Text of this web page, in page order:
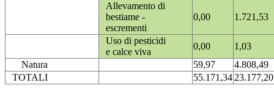
Allevamento di
bestiame -
escrementi
0,00 1.721,53
Uso di pesticidi
e calce viva
0,00
1,03
Natura
59,97
4.808,49
TOTALI
55.171,3423.177,20